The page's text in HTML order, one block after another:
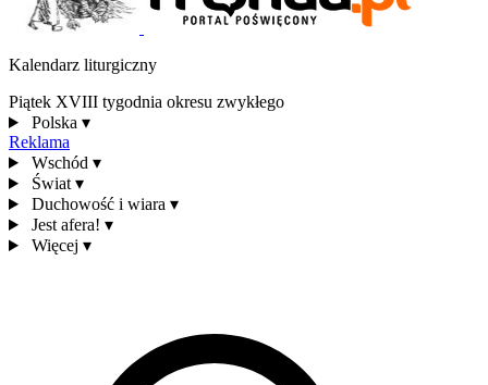
Kalendarz liturgiczny
Piątek XVIII tygodnia okresu zwykłego
Polska ▾
Reklama
Wschód ▾
Świat ▾
Duchowość i wiara ▾
Jest afera! ▾
Więcej ▾